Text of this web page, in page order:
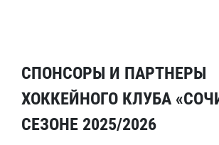
СПОНСОРЫ И ПАРТНЕРЫ
ХОККЕЙНОГО КЛУБА
СЕЗОНЕ 2025/2026